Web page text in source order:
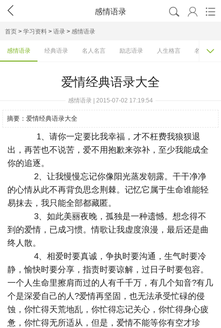
 感情语录   
首页 > 学习资料 > 语录 > 感情语录
感情语录 经典语录 名人名言 励志语录 人生格言 名人语录

爱情经典语录大全
感情语录 | 2015-07-02 17:19:54
摘要： 爱情经典语录大全
1、请你一定要比我幸福，才不枉费我狼狈退
出，再苦也不说苦，爱不用抱歉来弥补，至少我能成全
你的追逐。
2、让我慢慢忘记你像阳光蒸发朝露。干干净净
的心情从此不再背负思念荆棘。记忆它属于生命谁能轻
易抹去，我只能全部都藏匿。
3、如此美丽夜晚，孤独是一种遗憾。想念得不
到的爱情，已成习惯。情歌让我虚度浪漫，最后还是曲
终人散。
4、相爱时要真诚，争执时要沟通，生气时要冷
静，愉快时要分享，指责时要谅解，过日子时要包容。
一个人生命里擦肩而过的人有千千万，有几个知音?有几
个是深爱自己的人?爱情再坚固，也无法承受忙碌的侵
蚀，你忙得天荒地乱，你忙得忘记关心，你忙得身心疲
惫，你忙得无所适从，但是，爱情不能等你有空才珍